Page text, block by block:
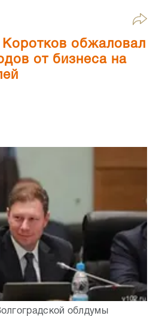
Коротков обжаловал
от бизнеса на
облдумы